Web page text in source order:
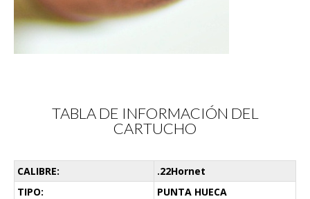
TABLA DE INFORMACIÓN DEL
CARTUCHO
CALIBRE:
.22Hornet
TIPO:
PUNTA HUECA